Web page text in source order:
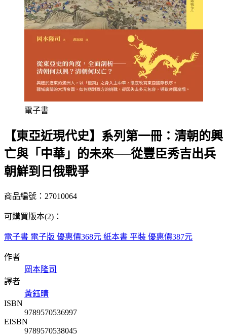
電子書
【東亞近現代史】系列第一冊：清朝的興
亡與「中華」的未來──從豐臣秀吉出兵
朝鮮到日俄戰爭
商品編號：27010064
可購買版本(2)：
電子書 電子版 優惠價368元 紙本書 平裝 優惠價387元
作者
岡本隆司
譯者
黃鈺晴
ISBN
9789570536997
EISBN
9789570538045